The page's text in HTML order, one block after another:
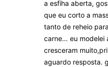
a esfiha aberta,
que eu corto a
tanto de reheio
carne… eu modelei
cresceram
aguardo resposta.